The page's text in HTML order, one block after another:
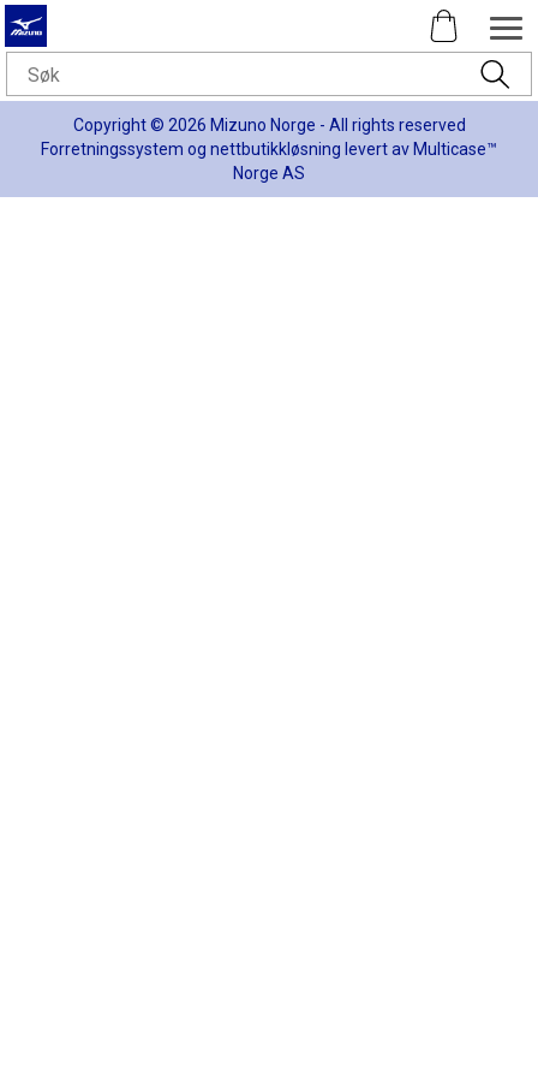
Copyright © 2026 Mizuno Norge - All rights reserved
Forretningssystem og nettbutikkløsning levert av Multicase™
Norge AS